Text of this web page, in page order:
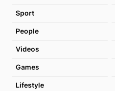
Sport
People
Videos
Games
Lifestyle